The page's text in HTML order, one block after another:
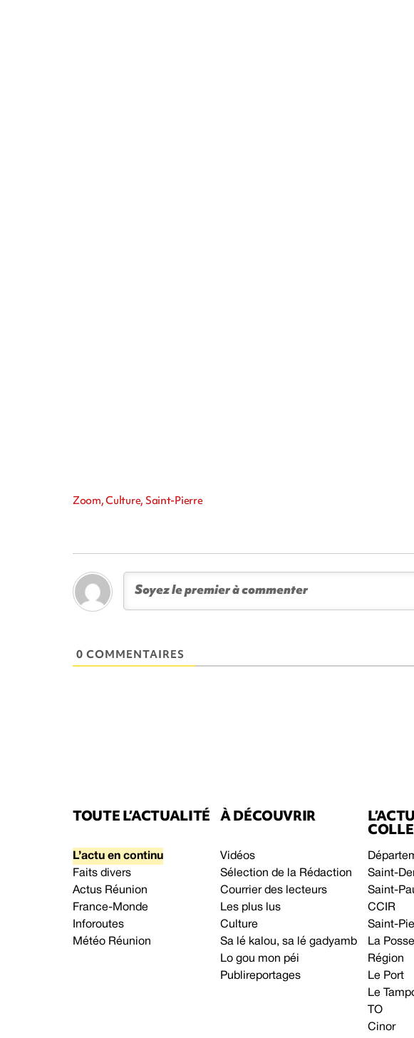
Zoom, Culture, Saint-Pierre
0 COMMENTAIRES
TOUTE L’ACTUALITÉ
L’actu en continu
Faits divers
Actus Réunion
France-Monde
Inforoutes
Météo Réunion
À DÉCOUVRIR
Vidéos
Sélection de la Rédaction
Courrier des lecteurs
Les plus lus
Culture
Sa lé kalou, sa lé gadyamb
Lo gou mon péi
Publireportages
Saint-
Saint-
CCIR
Saint-
La
Région
Le Port
Le
TO
Cinor